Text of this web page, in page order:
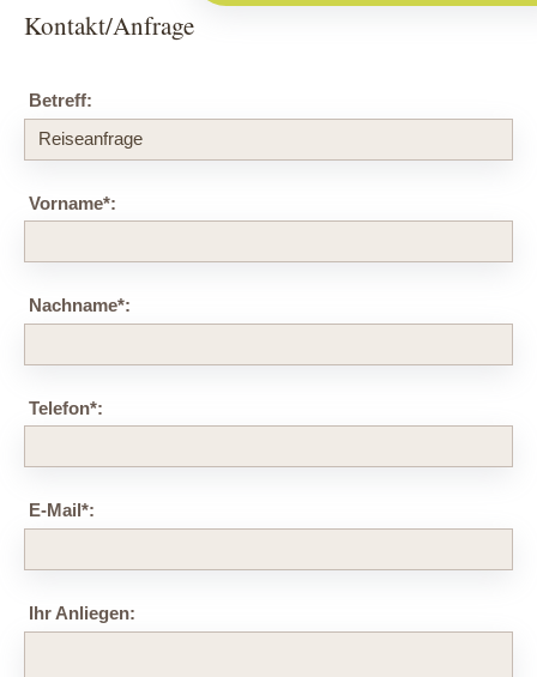
Kontakt/Anfrage
Betreff:
Vorname*:
Nachname*:
Telefon*:
E-Mail*:
Ihr Anliegen: